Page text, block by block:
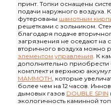
принт. Топки оснащены
подачи наружного воздуха.
футерованы шамотным
решетками с зольником.
благодаря подаче
загрязнения не оседают на
вторичного воздуха можно
элементом управления. К
дополнительно
комплект и верхнюю
MAMMOTH, которые
более чем на 12 часов.
дымовых газов DOUBLE SPIN
экологичность каминной